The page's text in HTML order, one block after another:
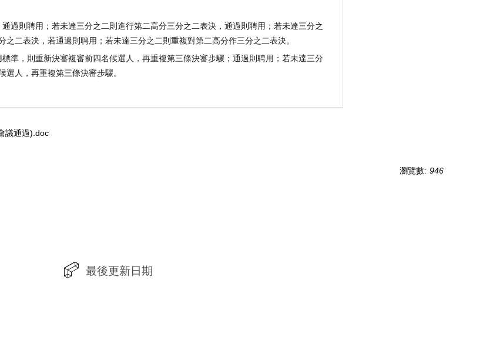
過則聘用；若未達三分之二則進行第二高分三分之二表決，通過則聘用；若未達三分之
之二表決，若通過則聘用；若未達三分之二則重複對第二高分作三分之二表決。
準，則重新決審複審前四名候選人，再重複第三條決審步驟；通過則聘用；若未達三分
選人，再重複第三條決審步驟。
議通過).doc
瀏覽數: 946
最後更新日期